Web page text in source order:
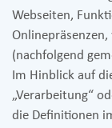
Webseiten,
(nachfolgend
Im Hinblick auf
„Verarbeitung“
die Definitionen